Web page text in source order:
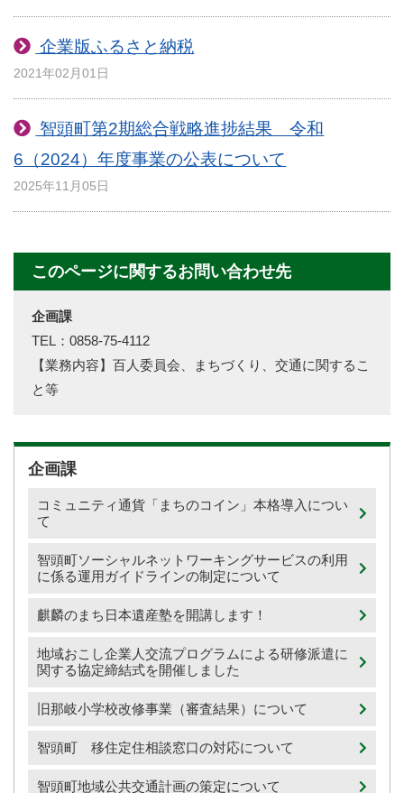
企業版ふるさと納税
2021年02月01日
智頭町第2期総合戦略進捗結果 令和
6（2024）年度事業の公表について
2025年11月05日
このページに関するお問い合わせ先
企画課
TEL：0858-75-4112
【業務内容】百人委員会、まちづくり、交通に関するこ
と等
企画課
コミュニティ通貨「まちのコイン」本格導入につい
て
智頭町ソーシャルネットワーキングサービスの利用
に係る運用ガイドラインの制定について
麒麟のまち日本遺産塾を開講します！
地域おこし企業人交流プログラムによる研修派遣に
関する協定締結式を開催しました
旧那岐小学校改修事業（審査結果）について
智頭町 移住定住相談窓口の対応について
智頭町地域公共交通計画の策定について